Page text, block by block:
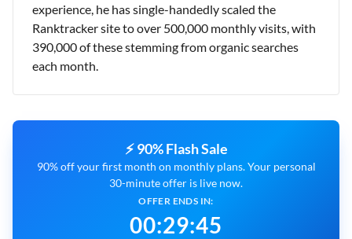
experience, he has single-handedly scaled the
Ranktracker site to over 500,000 monthly visits, with
390,000 of these stemming from organic searches
each month.
⚡ 90% Flash Sale
90% off your first month on monthly plans. Your personal
30-minute offer is live now.
OFFER ENDS IN:
00:29:44